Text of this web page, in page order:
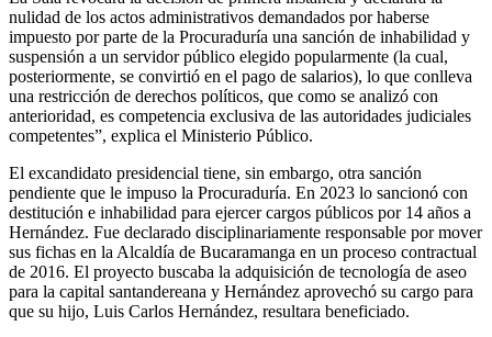
nulidad de los actos administrativos demandados por haberse
impuesto por parte de la Procuraduría una sanción de inhabilidad y
suspensión a un servidor público elegido popularmente (la cual,
posteriormente, se convirtió en el pago de salarios), lo que conlleva
una restricción de derechos políticos, que como se analizó con
anterioridad, es competencia exclusiva de las autoridades judiciales
competentes”, explica el Ministerio Público.
El excandidato presidencial tiene, sin embargo, otra sanción
pendiente que le impuso la Procuraduría. En 2023 lo sancionó con
destitución e inhabilidad para ejercer cargos públicos por 14 años a
Hernández. Fue declarado disciplinariamente responsable por mover
sus fichas en la Alcaldía de Bucaramanga en un proceso contractual
de 2016. El proyecto buscaba la adquisición de tecnología de aseo
para la capital santandereana y Hernández aprovechó su cargo para
que su hijo, Luis Carlos Hernández, resultara beneficiado.